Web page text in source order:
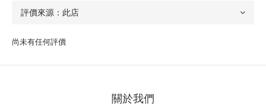
尚未有任何評價
關於我們